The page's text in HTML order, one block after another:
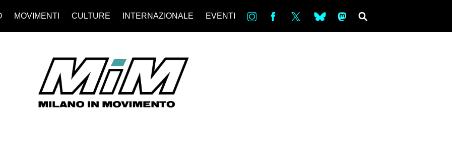
MOVIMENTI CULTURE INTERNAZIONALE EVENTI in bsky ms